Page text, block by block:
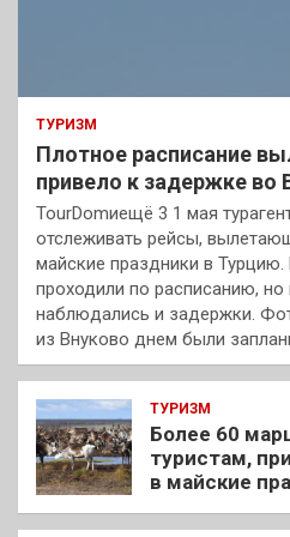
ТУРИЗМ
Плотное расписание
привело к задержке во
TourDomиещё 3 1 мая
отслеживать рейсы,
майские праздники в
проходили по расписанию, но
наблюдались и задержки.
из Внуково днем были
ТУРИЗМ
Более 60
туристам,
в майские